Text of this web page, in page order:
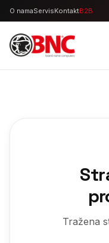
O namaServisKontaktB2B
Tražena